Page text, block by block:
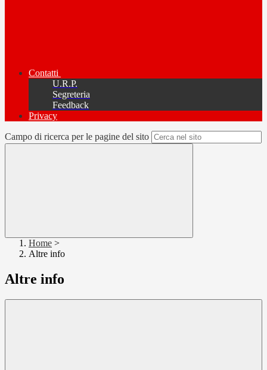
Contatti
U.R.P.
Segreteria
Feedback
Privacy
Campo di ricerca per le pagine del sito
Home >
Altre info
Altre info